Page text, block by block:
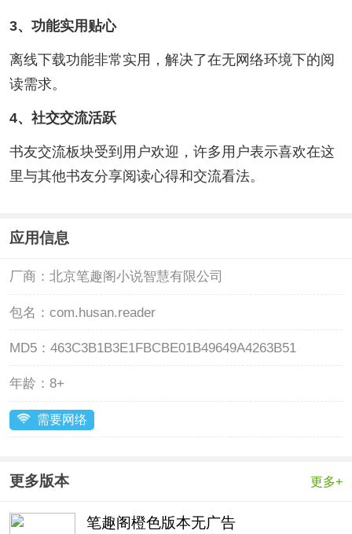
3、功能实用贴心
离线下载功能非常实用，解决了在无网络环境下的阅
读需求。
4、社交交流活跃
书友交流板块受到用户欢迎，许多用户表示喜欢在这
里与其他书友分享阅读心得和交流看法。
应用信息
厂商： 北京笔趣阁小说智慧有限公司
包名： com.husan.reader
MD5： 463C3B1B3E1FBCBE01B49649A4263B51
年龄： 8+
需要网络
更多版本 更多+
笔趣阁橙色版本无广告